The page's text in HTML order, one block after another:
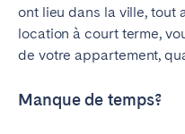
ont lieu dans la ville, tout
location à court terme,
de votre appartement,
Manque de temps?